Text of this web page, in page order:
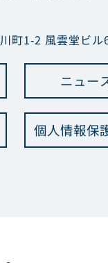
町1-2 風雲堂ビル
ニュー
個人情報保